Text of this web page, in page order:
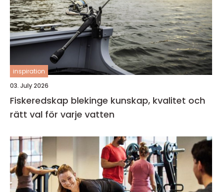
inspiration
03. July 2026
Fiskeredskap blekinge kunskap, kvalitet och
rätt val för varje vatten